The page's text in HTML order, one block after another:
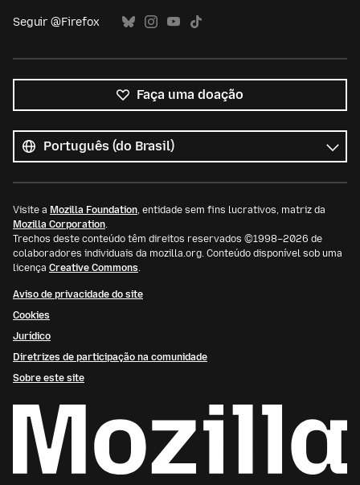
Seguir @Firefox
Faça uma doação
os
idiomas
Idioma
Visite a Mozilla Foundation, entidade sem fins lucrativos, matriz da
Mozilla Corporation.
Trechos deste conteúdo têm direitos reservados ©1998–2026 de
colaboradores individuais da mozilla.org. Conteúdo disponível sob uma
licença Creative Commons.
Aviso de privacidade do site
Cookies
Jurídico
Diretrizes de participação na comunidade
Sobre este site